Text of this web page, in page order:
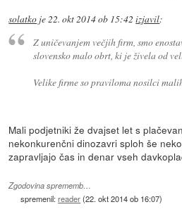
solatko je22. okt 2014 ob 15:42 izjavil:
Z uničevanjem večjih firm, smo
slovensko malo obrt, ki je živela od
Velike firme so praviloma nosilci
Mali podjetniki že dvajset let s
nekonkurenčni dinozavri sploh še
zapravljajo čas in denar vseh
Zgodovina sprememb…
spremenil:reader(22. okt 2014 ob 16:07)